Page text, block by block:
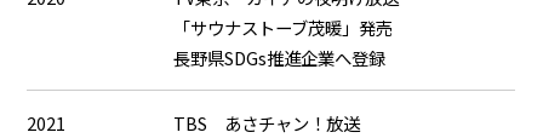
「サウナストーブ茂暖」発売
長野県SDGs推進企業へ登録
2021
TBS あさチャン！放送